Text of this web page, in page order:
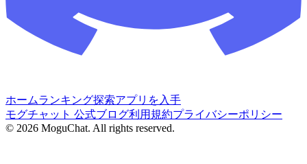
ホームランキング探索アプリを入手
モグチャット 公式ブログ利用規約プライバシーポリシー
© 2026 MoguChat. All rights reserved.